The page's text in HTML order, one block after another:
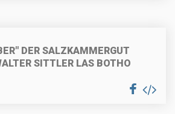
DER SALZKAMMERGUT
SITTLER LAS BOTHO